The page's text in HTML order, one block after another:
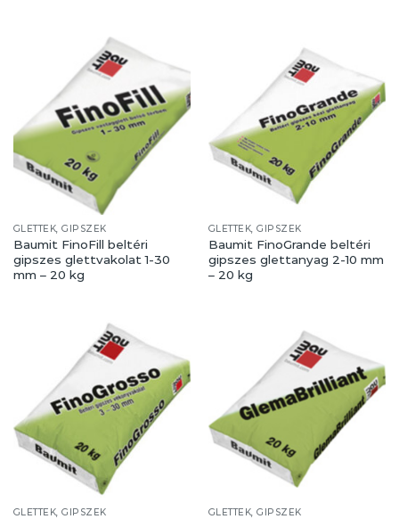
GLETTEK, GIPSZEK
Baumit FinoFill beltéri
gipszes glettvakolat 1-30
mm – 20 kg
GLETTEK, GIPSZEK
Baumit FinoGrande beltéri
gipszes glettanyag 2-10 mm
– 20 kg
GLETTEK, GIPSZEK GLETTEK, GIPSZEK